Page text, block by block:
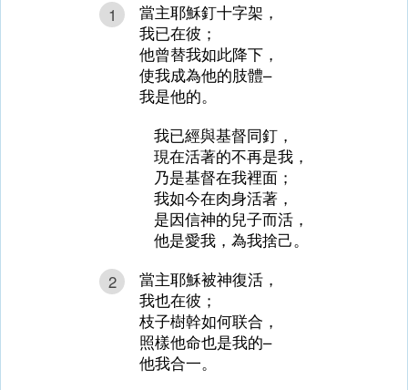
1
當主耶穌釘十字架，
我已在彼；
他曾替我如此降下，
使我成為他的肢體–
我是他的。
我已經與基督同釘，
現在活著的不再是我，
乃是基督在我裡面；
我如今在肉身活著，
是因信神的兒子而活，
他是愛我，為我捨己。
2
當主耶穌被神復活，
我也在彼；
枝子樹幹如何联合，
照樣他命也是我的–
他我合一。